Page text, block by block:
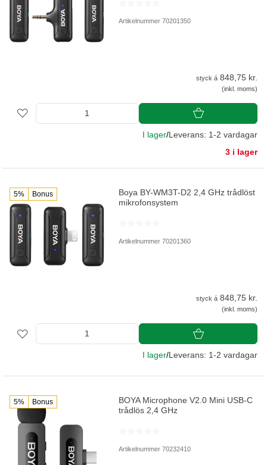
Artikelnummer 70201350
styck á 848,75 kr.
(inkl. moms)
I lager/Leverans: 1-2 vardagar
3 i lager
5% Bonus
Boya BY-WM3T-D2 2,4 GHz trådlöst
mikrofonsystem
Artikelnummer 70201360
styck á 848,75 kr.
(inkl. moms)
I lager/Leverans: 1-2 vardagar
5% Bonus
BOYA Microphone V2.0 Mini USB-C
trådlös 2,4 GHz
Artikelnummer 70232410